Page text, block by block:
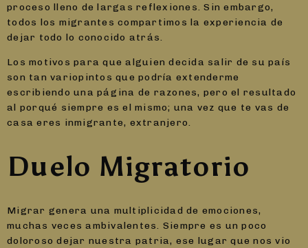
proceso lleno de largas reflexiones. Sin embargo,
todos los migrantes compartimos la experiencia de
dejar todo lo conocido atrás.
Los motivos para que alguien decida salir de su país
son tan variopintos que podría extenderme
escribiendo una página de razones, pero el resultado
al porqué siempre es el mismo; una vez que te vas de
casa eres inmigrante, extranjero.
Duelo Migratorio
Migrar genera una multiplicidad de emociones,
muchas veces ambivalentes. Siempre es un poco
doloroso dejar nuestra patria, ese lugar que nos vio